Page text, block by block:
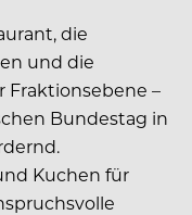
die
und die
Fraktionsebene –
Bundestag in
Kuchen für